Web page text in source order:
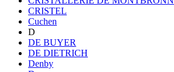
CRISTEL
Cuchen
D
DE BUYER
DE DIETRICH
Denby